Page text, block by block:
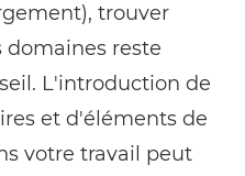
trouver
domaines reste
L'introduction de
et d'éléments de
votre travail peut